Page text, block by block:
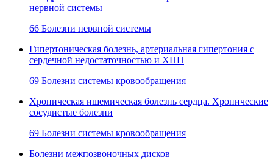
нервной системы
66 Болезни нервной системы
Гипертоническая болезнь, артериальная гипертония с
сердечной недостаточностью и ХПН
69 Болезни системы кровообращения
Хроническая ишемическая болезнь сердца. Хронические
сосудистые болезни
69 Болезни системы кровообращения
Болезни межпозвоночных дисков